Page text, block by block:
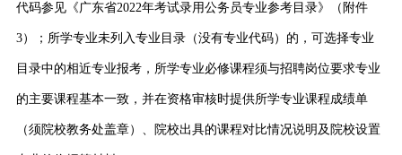
代码参见《广东省2022年考试录用公务员专业参考目录》（附件
3）；所学专业未列入专业目录（没有专业代码）的，可选择专业
目录中的相近专业报考，所学专业必修课程须与招聘岗位要求专业
的主要课程基本一致，并在资格审核时提供所学专业课程成绩单
（须院校教务处盖章）、院校出具的课程对比情况说明及院校设置